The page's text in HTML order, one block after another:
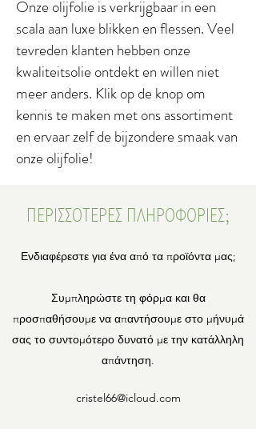
Onze olijfolie is verkrijgbaar in een
scala aan luxe blikken en flessen. Veel
tevreden klanten hebben onze
kwaliteitsolie ontdekt en willen niet
meer anders. Klik op de knop om
kennis te maken met ons assortiment
en ervaar zelf de bijzondere smaak van
onze olijfolie!
ΠΕΡΙΣΣΟΤΕΡΕΣ ΠΛΗΡΟΦΟΡΙΕΣ;
Ενδιαφέρεστε για ένα από τα προϊόντα μας;
Συμπληρώστε τη φόρμα και θα
προσπαθήσουμε να απαντήσουμε στο μήνυμά
σας το συντομότερο δυνατό με την κατάλληλη
απάντηση.
cristel66@icloud.com